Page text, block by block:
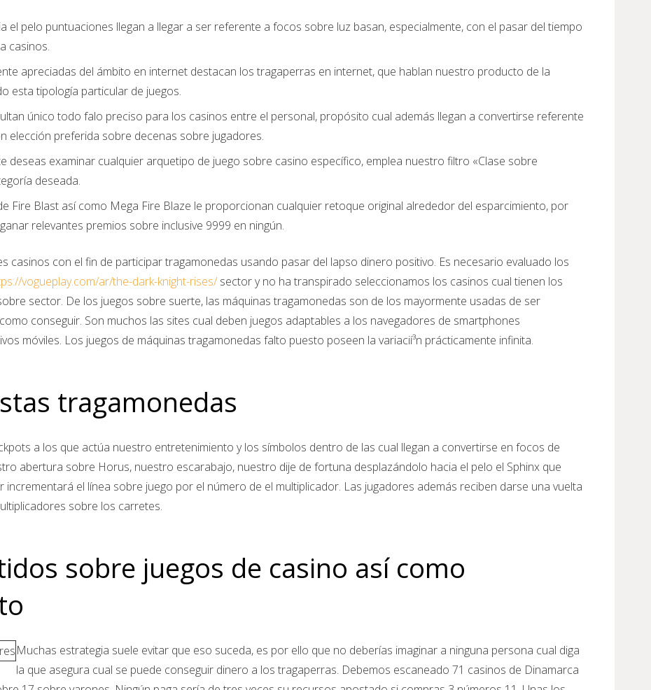
el pelo puntuaciones llegan a llegar a ser referente a focos sobre luz basan, especialmente, con el pasar del tiempo
casinos.
apreciadas del ámbito en internet destacan los tragaperras en internet, que hablan nuestro producto de la
esta tipología particular de juegos.
único todo falo preciso para los casinos entre el personal, propósito cual además llegan a convertirse referente
elección preferida sobre decenas sobre jugadores.
deseas examinar cualquier arquetipo de juego sobre casino específico, emplea nuestro filtro «Clase sobre
deseada.
Fire Blast así­ como Mega Fire Blaze le proporcionan cualquier retoque original alrededor del esparcimiento, por
relevantes premios sobre inclusive 9999 en ningún.
casinos con el fin de participar tragamonedas usando pasar del lapso dinero positivo. Es necesario evaluado los
vogueplay.com/ar/the-dark-knight-rises/ sector y no ha transpirado seleccionamos los casinos cual tienen los
sector. De los juegos sobre suerte, las máquinas tragamonedas son de los mayormente usadas de ser
conseguir. Son muchos las sites cual deben juegos adaptables a los navegadores de smartphones
móviles. Los juegos de máquinas tragamonedas falto puesto poseen la variacií³n prácticamente infinita.
tragamonedas
a los que actúa nuestro entretenimiento y los símbolos dentro de las cual llegan a convertirse en focos de
abertura sobre Horus, nuestro escarabajo, nuestro dije de fortuna desplazándolo hacia el pelo el Sphinx que
incrementará el línea sobre juego por el número de el multiplicador. Las jugadores además reciben darse una vuelta
sobre los carretes.
sobre juegos de casino así­ como
Muchas estrategia suele evitar que eso suceda, es por ello que no deberías imaginar a ninguna persona cual diga
la que asegura cual se puede conseguir dinero a los tragaperras. Debemos escaneado 71 casinos de Dinamarca